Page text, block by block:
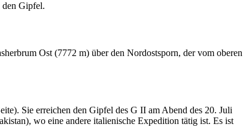
den Gipfel.
Ost (7772 m) über den Nordostsporn, der vom oberen
Sie erreichen den Gipfel des G II am Abend des 20. Juli
wo eine andere italienische Expedition tätig ist. Es ist